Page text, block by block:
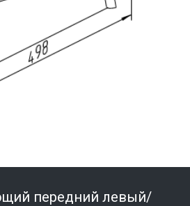
передний левый/